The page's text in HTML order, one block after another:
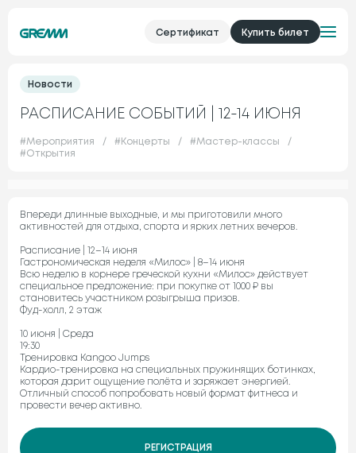
Сертификат Купить билет
Новости
РАСПИСАНИЕ СОБЫТИЙ | 12-14 ИЮНЯ
#Мероприятия / # Концерты / #Мастер-классы
/
#Открытия
Впереди длинные выходные, и мы приготовили много
активностей для отдыха, спорта и ярких летних вечеров.
Расписание | 12–14 июня
Гастрономическая неделя «Милос» | 8–14 июня
Всю неделю в корнере греческой кухни «Милос» действует
специальное предложение: при покупке от 1000 ₽ вы
становитесь участником розыгрыша призов.
Фуд-холл, 2 этаж
10 июня | Среда
19:30
Тренировка Kangoo Jumps
Кардио-тренировка на специальных пружинящих ботинках,
которая дарит ощущение полёта и заряжает энергией.
Отличный способ попробовать новый формат фитнеса и
провести вечер активно.
РЕГИСТРАЦИЯ